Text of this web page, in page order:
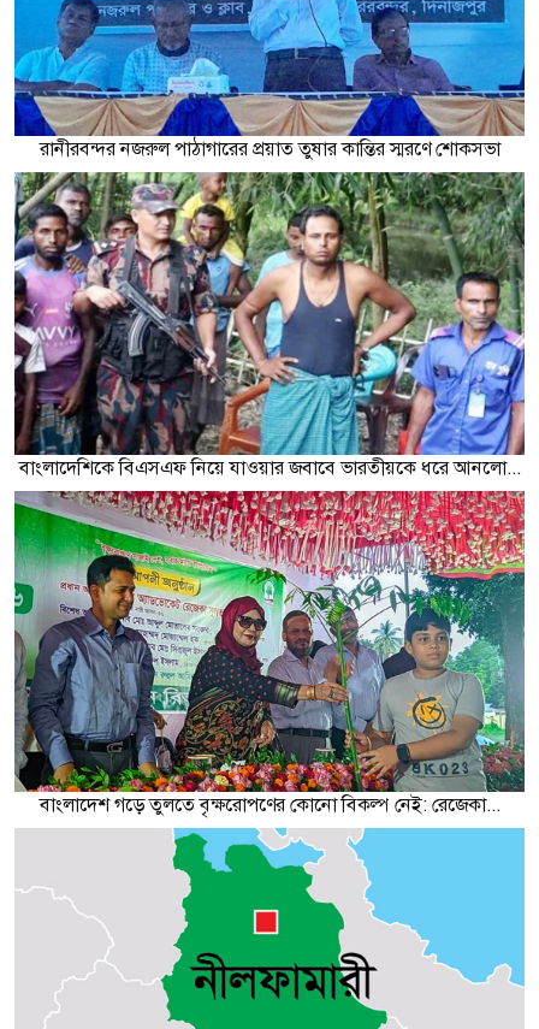
রানীরবন্দর নজরুল পাঠাগারের প্রয়াত তুষার কান্তির স্মরণে শোকসভা
বাংলাদেশিকে বিএসএফ নিয়ে যাওয়ার জবাবে ভারতীয়কে ধরে আনলো...
বাংলাদেশ গড়ে তুলতে বৃক্ষরোপণের কোনো বিকল্প নেই: রেজেকা...